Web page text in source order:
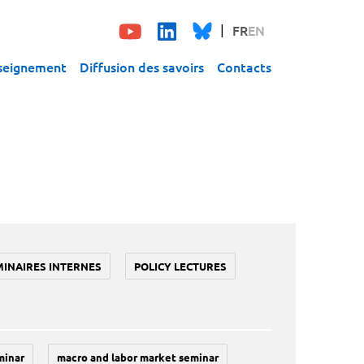
FREN
Diffusion des savoirs Contacts
INTERNES POLICY LECTURES
macro and labor market seminar